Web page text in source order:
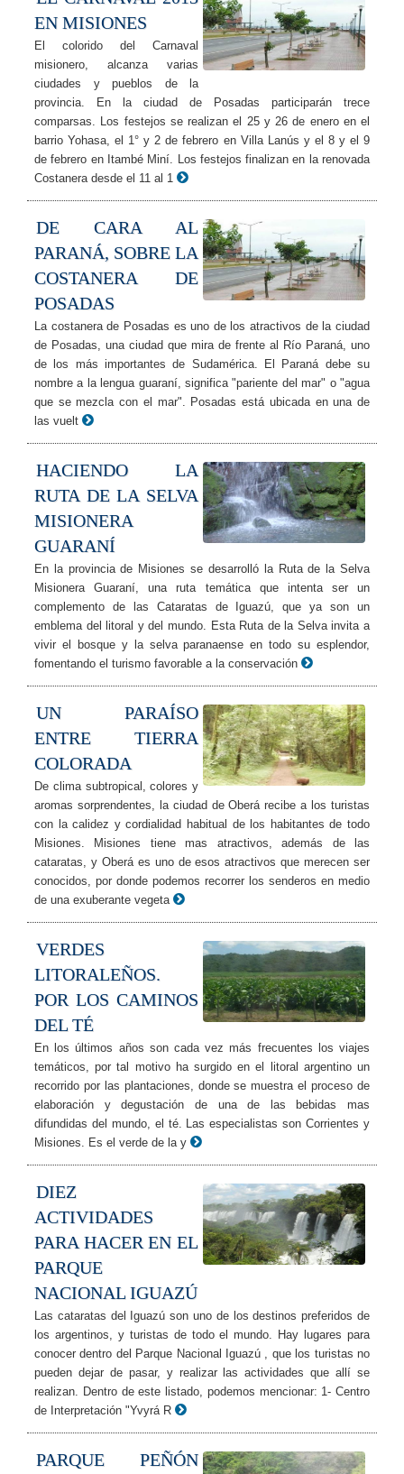
EN MISIONES
El colorido del Carnaval
misionero, alcanza varias
ciudades y pueblos de la
provincia. En la ciudad de Posadas participarán trece
comparsas. Los festejos se realizan el 25 y 26 de enero en el
barrio Yohasa, el 1° y 2 de febrero en Villa Lanús y el 8 y el 9
de febrero en Itambé Miní. Los festejos finalizan en la renovada
Costanera desde el 11 al 1
DE CARA AL
PARANÁ, SOBRE LA
COSTANERA DE
POSADAS
La costanera de Posadas es uno de los atractivos de la ciudad
de Posadas, una ciudad que mira de frente al Río Paraná, uno
de los más importantes de Sudamérica. El Paraná debe su
nombre a la lengua guaraní, significa "pariente del mar" o "agua
que se mezcla con el mar". Posadas está ubicada en una de
las vuelt
HACIENDO LA
RUTA DE LA SELVA
MISIONERA
GUARANÍ
En la provincia de Misiones se desarrolló la Ruta de la Selva
Misionera Guaraní, una ruta temática que intenta ser un
complemento de las Cataratas de Iguazú, que ya son un
emblema del litoral y del mundo. Esta Ruta de la Selva invita a
vivir el bosque y la selva paranaense en todo su esplendor,
fomentando el turismo favorable a la conservación
UN PARAÍSO
ENTRE TIERRA
COLORADA
De clima subtropical, colores y
aromas sorprendentes, la ciudad de Oberá recibe a los turistas
con la calidez y cordialidad habitual de los habitantes de todo
Misiones. Misiones tiene mas atractivos, además de las
cataratas, y Oberá es uno de esos atractivos que merecen ser
conocidos, por donde podemos recorrer los senderos en medio
de una exuberante vegeta
VERDES
LITORALEÑOS.
POR LOS CAMINOS
DEL TÉ
En los últimos años son cada vez más frecuentes los viajes
temáticos, por tal motivo ha surgido en el litoral argentino un
recorrido por las plantaciones, donde se muestra el proceso de
elaboración y degustación de una de las bebidas mas
difundidas del mundo, el té. Las especialistas son Corrientes y
Misiones. Es el verde de la y
DIEZ
ACTIVIDADES
PARA HACER EN EL
PARQUE
NACIONAL IGUAZÚ
Las cataratas del Iguazú son uno de los destinos preferidos de
los argentinos, y turistas de todo el mundo. Hay lugares para
conocer dentro del Parque Nacional Iguazú , que los turistas no
pueden dejar de pasar, y realizar las actividades que allí se
realizan. Dentro de este listado, podemos mencionar: 1- Centro
de Interpretación "Yvyrá R
PARQUE PEÑÓN